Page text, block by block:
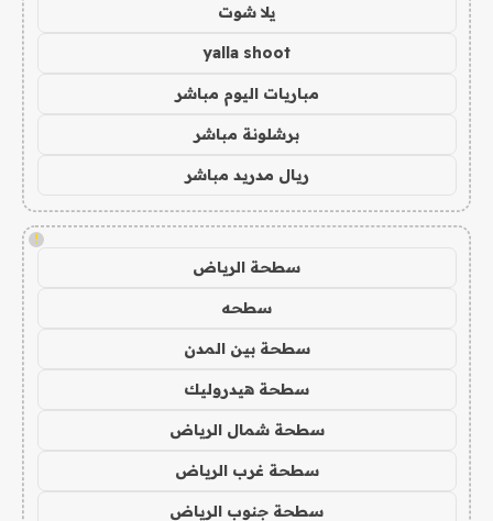
يلا شوت
yalla shoot
مباريات اليوم مباشر
برشلونة مباشر
ريال مدريد مباشر
!
سطحة الرياض
سطحه
سطحة بين المدن
سطحة هيدروليك
سطحة شمال الرياض
سطحة غرب الرياض
سطحة جنوب الرياض